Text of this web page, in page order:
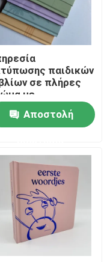
παιδικών
σε πλήρες
με
σε θήκη
Αποστολή